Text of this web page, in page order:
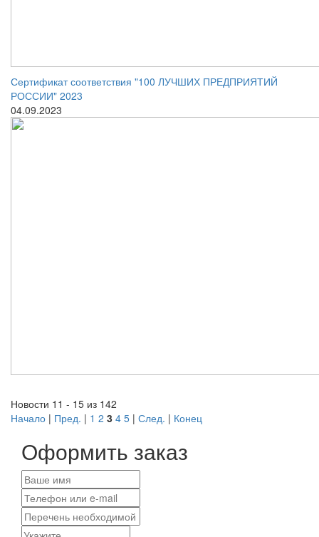
Сертификат соответствия "100 ЛУЧШИХ ПРЕДПРИЯТИЙ
РОССИИ" 2023
04.09.2023
Новости 11 - 15 из 142
Начало | Пред. | 1 2 3 4 5 | След. | Конец
Оформить заказ